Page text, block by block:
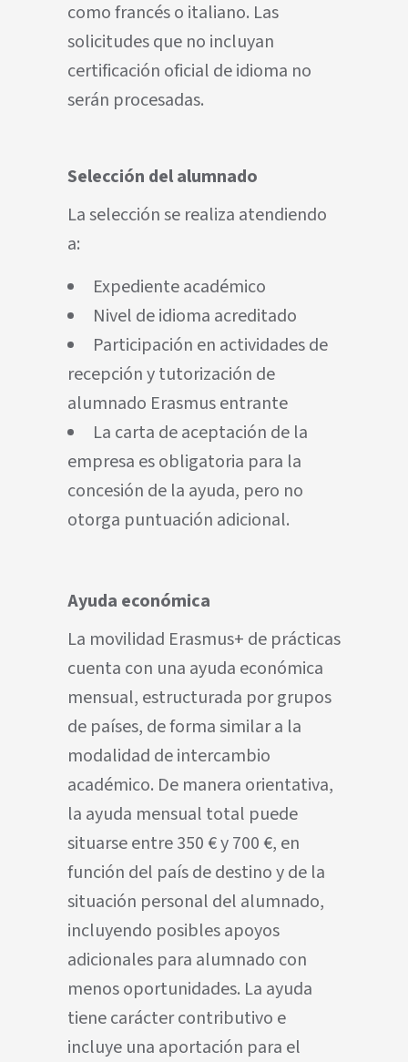
como francés o italiano. Las
solicitudes que no incluyan
certificación oficial de idioma no
serán procesadas.
Selección del alumnado
La selección se realiza atendiendo
a:
Expediente académico
Nivel de idioma acreditado
Participación en actividades de
recepción y tutorización de
alumnado Erasmus entrante
La carta de aceptación de la
empresa es obligatoria para la
concesión de la ayuda, pero no
otorga puntuación adicional.
Ayuda económica
La movilidad Erasmus+ de prácticas
cuenta con una ayuda económica
mensual, estructurada por grupos
de países, de forma similar a la
modalidad de intercambio
académico. De manera orientativa,
la ayuda mensual total puede
situarse entre 350 € y 700 €, en
función del país de destino y de la
situación personal del alumnado,
incluyendo posibles apoyos
adicionales para alumnado con
menos oportunidades. La ayuda
tiene carácter contributivo e
incluye una aportación para el